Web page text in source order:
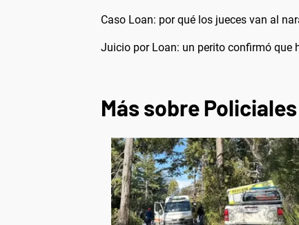
Caso Loan: por qué los jueces van al
Juicio por Loan: un perito confirmó que
Más sobre Policiales